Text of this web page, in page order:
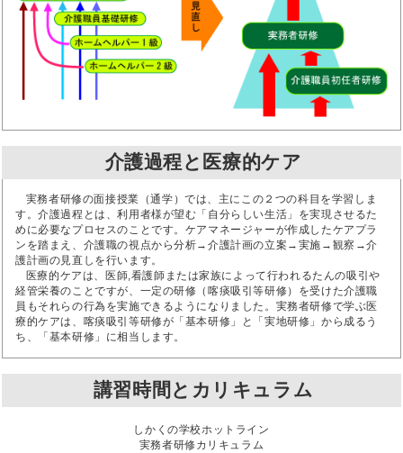
介護過程と医療的ケア
実務者研修の面接授業（通学）では、主にこの２つの科目を学習しま
す。介護過程とは、利用者様が望む「自分らしい生活」を実現させるた
めに必要なプロセスのことです。ケアマネージャーが作成したケアプラ
ンを踏まえ、介護職の視点から分析→介護計画の立案→実施→観察→介
護計画の見直しを行います。
医療的ケアは、医師,看護師または家族によって行われるたんの吸引や
経管栄養のことですが、一定の研修（喀痰吸引等研修）を受けた介護職
員もそれらの行為を実施できるようになりました。実務者研修で学ぶ医
療的ケアは、喀痰吸引等研修が「基本研修」と「実地研修」から成るう
ち、「基本研修」に相当します。
講習時間とカリキュラム
しかくの学校ホットライン
実務者研修カリキュラム